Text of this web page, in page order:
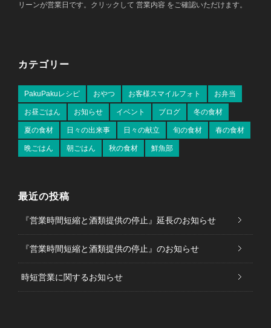
リーンが営業日です。クリックして 営業内容 をご確認いただけます。
カテゴリー
PakuPakuレシピ おやつ お客様スマイルフォト お弁当
お昼ごはん お知らせ イベント ブログ 冬の食材
夏の食材 日々の出来事 日々の献立 旬の食材 春の食材
晩ごはん 朝ごはん 秋の食材 鮮魚部
最近の投稿
『営業時間短縮と酒類提供の停止』延長のお知らせ
『営業時間短縮と酒類提供の停止』のお知らせ
時短営業に関するお知らせ